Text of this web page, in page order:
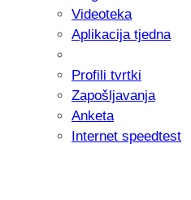
donijelo tanje i
Videoteka
Aplikacija tjedna
Profili tvrtki
Zapošljavanja
Anketa
Internet speedtest